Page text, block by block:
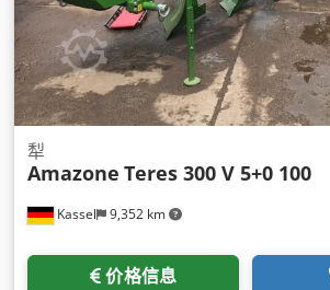
Kassel 9,352 km
犁
Amazone Teres 300 V 5+0 100
价格信息